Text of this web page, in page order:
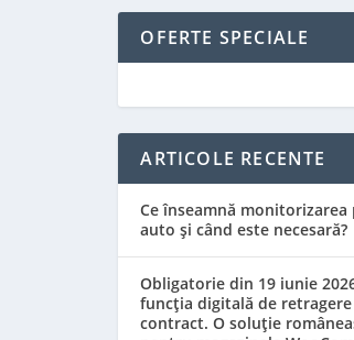
OFERTE SPECIALE
ARTICOLE RECENTE
Ce înseamnă monitorizarea
auto și când este necesară?
Obligatorie din 19 iunie
funcția digitală de
contract. O soluție